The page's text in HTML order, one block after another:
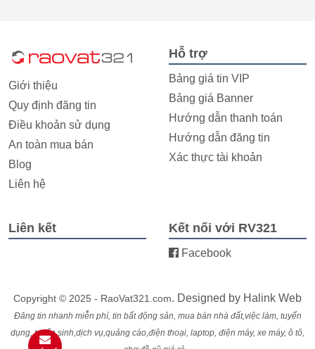
Giới thiệu
Quy định đăng tin
Điều khoản sử dụng
An toàn mua bán
Blog
Liên hệ
Hỗ trợ
Bảng giá tin VIP
Bảng giá Banner
Hướng dẫn thanh toán
Hướng dẫn đăng tin
Xác thực tài khoản
Liên kết Kết nối với RV321
Facebook
Copyright © 2025 - RaoVat321.com. Designed by Halink Web
Đăng tin nhanh miễn phí, tin bất động sản, mua bán nhà đất,việc làm, tuyển
dụng, tuyển sinh,dịch vụ,quảng cáo,điện thoại, laptop, điện máy, xe máy, ô tô,